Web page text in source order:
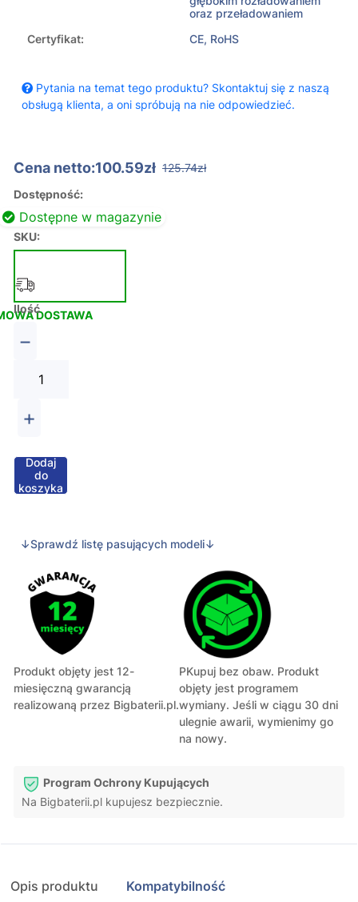
oraz przeładowaniem
Certyfikat:
CE, RoHS
Pytania na temat tego produktu? Skontaktuj się z naszą
obsługą klienta, a oni spróbują na nie odpowiedzieć.
Cena netto:100.59zł 125.74zł
Dostępność:
Dostępne w magazynie
SKU:
DOSTAWA
Ilość
−
+
Dodaj
do
koszyka
↓Sprawdź listę pasujących modeli↓
Produkt objęty jest 12-
miesięczną gwarancją
realizowaną przez Bigbaterii.pl.
PKupuj bez obaw. Produkt
objęty jest programem
wymiany. Jeśli w ciągu 30 dni
ulegnie awarii, wymienimy go
na nowy.
Program Ochrony Kupujących
Na Bigbaterii.pl kupujesz bezpiecznie.
Opis produktu Kompatybilność